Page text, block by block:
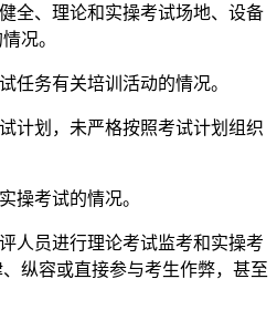
全、理论和实操考试场地、设备
况。
任务有关培训活动的情况。
计划，未严格按照考试计划组织
操考试的情况。
人员进行理论考试监考和实操考
纵容或直接参与考生作弊，甚至